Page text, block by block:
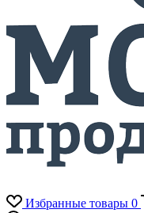
Избранные товары 0